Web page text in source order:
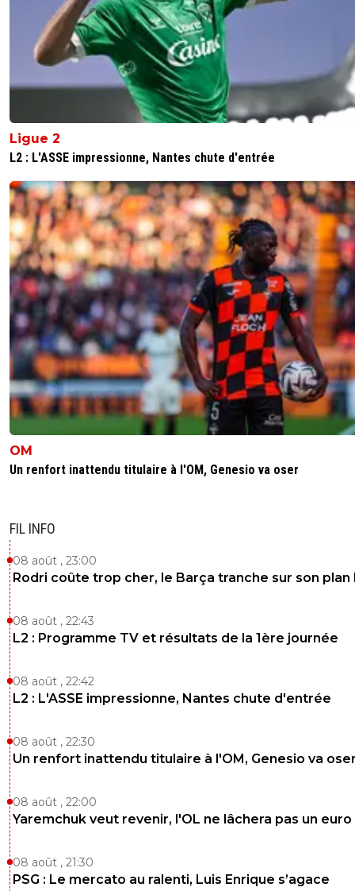
Ligue 2
L2 : L'ASSE impressionne, Nantes chute d'entrée
OM
Un renfort inattendu titulaire à l'OM, Genesio va oser
FIL INFO
08 août , 23:00
Rodri coûte trop cher, le Barça tranche sur son plan
08 août , 22:43
L2 : Programme TV et résultats de la 1ère journée
08 août , 22:42
L2 : L'ASSE impressionne, Nantes chute d'entrée
08 août , 22:30
Un renfort inattendu titulaire à l'OM, Genesio va
08 août , 22:00
Yaremchuk veut revenir, l'OL ne lâchera pas un euro
08 août , 21:30
PSG : Le mercato au ralenti, Luis Enrique s’agace